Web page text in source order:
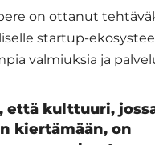
on ottanut
startup-
valmiuksia ja
että kulttuuri,
kiertämään, on